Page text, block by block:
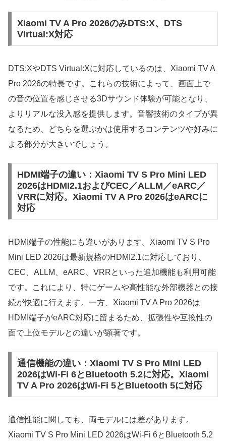
Xiaomi TV A Pro 2026のみDTS:X、DTS
Virtual:X対応
DTS:XやDTS Virtual:Xに対応しているのは、Xiaomi TV A
Pro 2026の特長です。これらの技術によって、画面上で
の音の位置を感じさせる3Dサウンド体験が可能となり、
よりリアルな没入感を提供します。音響技術のタイプが異
なるため、どちらを選ぶかは使用するコンテンツや好みに
よる部分が大きいでしょう。
HDMI端子の違い：Xiaomi TV S Pro Mini LED
2026はHDMI2.1およびCEC／ALLM／eARC／
VRRに対応。Xiaomi TV A Pro 2026はeARCに
対応
HDMI端子の性能にも違いがあります。Xiaomi TV S Pro
Mini LED 2026は最新規格のHDMI2.1に対応しており、
CEC、ALLM、eARC、VRRといった追加機能も利用可能
です。これにより、特にゲームや高性能な外部機器との接
続が快適に行えます。一方、Xiaomi TV A Pro 2026は
HDMI端子がeARC対応に留まるため、拡張性や互換性の
面で上位モデルとの違いが顕著です。
通信機能の違い：Xiaomi TV S Pro Mini LED
2026はWi-Fi 6とBluetooth 5.2に対応。Xiaomi
TV A Pro 2026はWi-Fi 5とBluetooth 5に対応
通信性能に関しても、両モデルには差があります。
Xiaomi TV S Pro Mini LED 2026はWi-Fi 6とBluetooth 5.2